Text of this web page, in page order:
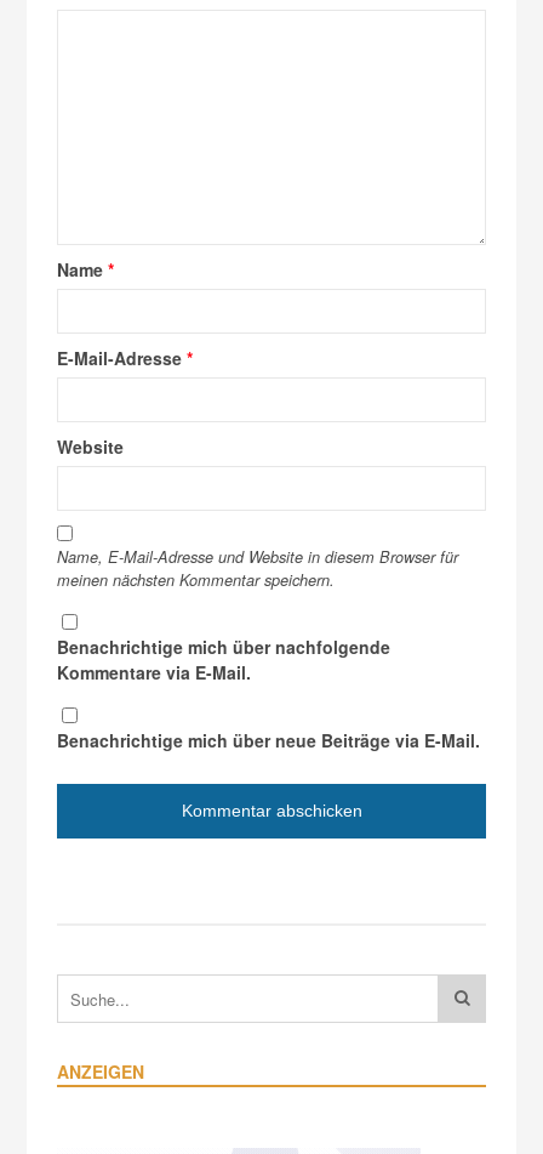
Name*
E-Mail-Adresse*
Website
Name, E-Mail-Adresse und Website in diesem Browser für
meinen nächsten Kommentar speichern.
Benachrichtige mich über nachfolgende
Kommentare via E-Mail.
Benachrichtige mich über neue Beiträge via E-Mail.
ANZEIGEN